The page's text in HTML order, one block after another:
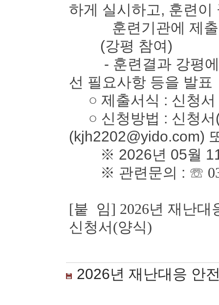
하게 실시하고, 훈련이
훈련기관에 제출
(강평 참여)
- 훈련결과 강평에
선 필요사항 등을 발표
○ 제출서식 : 신청서
○ 신청방법 : 신청서
(kjh2202@yido.com)
※ 2026년 05월 11
※ 관련문의 : ☏
[붙 임] 2026년 재난대
신청서(양식)
2026년 재난대응 안